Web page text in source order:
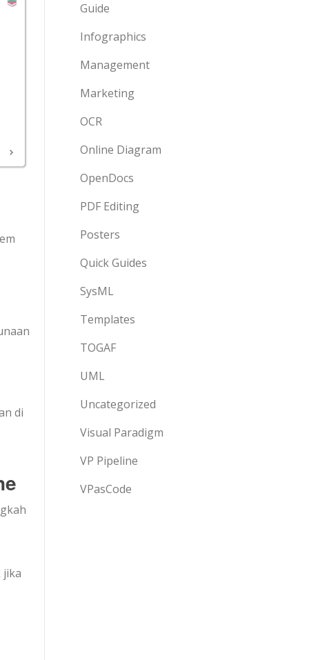
di
jika
Guide
Infographics
Management
Marketing
OCR
Online Diagram
OpenDocs
PDF Editing
Posters
Quick Guides
SysML
Templates
TOGAF
UML
Uncategorized
Visual Paradigm
VP Pipeline
VPasCode